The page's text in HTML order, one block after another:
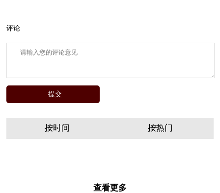
评论
按时间 按热门
查看更多